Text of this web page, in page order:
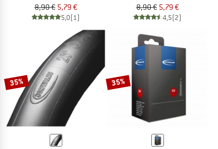
8,90 € 5,79 €
5,0(1)
8,90 € 5,79 €
4,5(2)
35% 35%